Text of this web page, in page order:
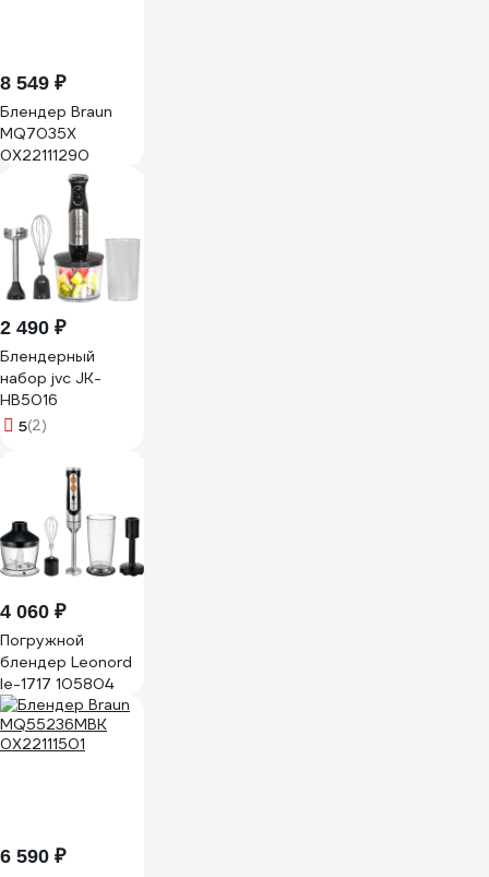
8 549 ₽
Блендер Braun
MQ7035X
0X22111290
2 490 ₽
Блендерный
набор jvc JK-
HB5016
5(2)
4 060 ₽
Погружной
блендер Leonord
le-1717 105804
6 590 ₽